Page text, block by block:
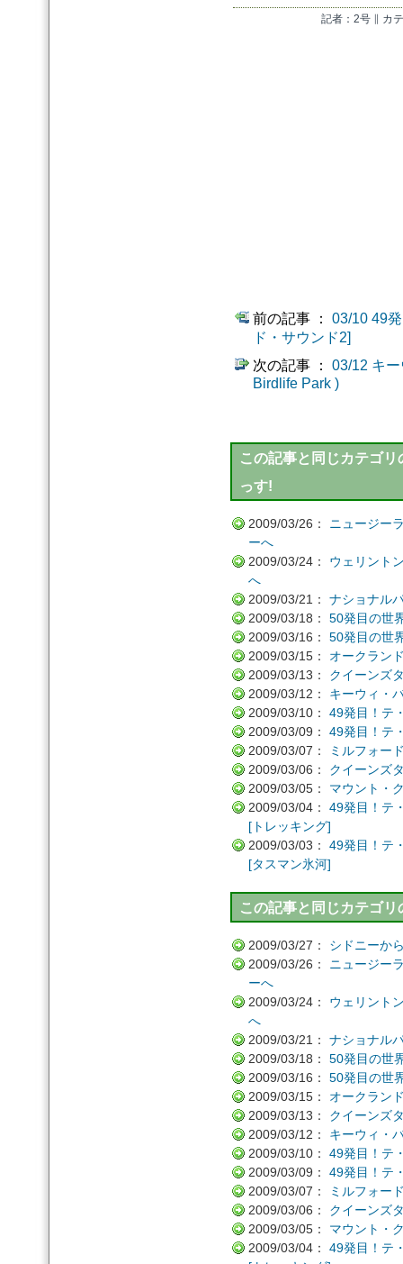
記者：2号 ∥ カ
前の記事 ： 03/10 49
ド・サウンド2]
次の記事 ： 03/12 キ
Birdlife Park )
この記事と同じカテゴ
っす!
2009/03/26： ニュージー
ーへ
2009/03/24： ウェリント
へ
2009/03/21： ナショナル
2009/03/18： 50発目の世
2009/03/16： 50発目の世
2009/03/15： オークラン
2009/03/13： クイーンズ
2009/03/12： キーウィ・
2009/03/10： 49発目！テ
2009/03/09： 49発目！テ
2009/03/07：
ミルフォー
2009/03/06： クイーンズ
2009/03/05： マウント・
2009/03/04： 49発目！テ
[トレッキング]
2009/03/03： 49発目！テ
[タスマン氷河]
この記事と同じカテゴ
2009/03/27： シドニーか
2009/03/26： ニュージー
ーへ
2009/03/24： ウェリント
へ
2009/03/21： ナショナル
2009/03/18： 50発目の世
2009/03/16： 50発目の世
2009/03/15： オークラン
2009/03/13： クイーンズ
2009/03/12： キーウィ・
2009/03/10： 49発目！テ
2009/03/09： 49発目！テ
2009/03/07：
ミルフォー
2009/03/06： クイーンズ
2009/03/05： マウント・
2009/03/04： 49発目！テ